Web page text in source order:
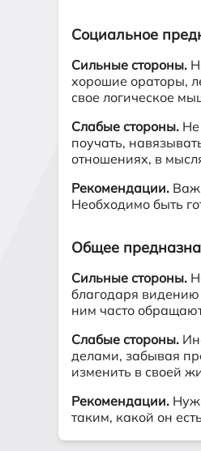
Социальное
Сильные стороны.
хорошие ораторы,
свое логическое
Слабые стороны. Не
поучать,
отношениях, в
Рекомендации.
Необходимо быть
Общее
Сильные стороны.
благодаря видению
ним часто
Слабые стороны.
делами, забывая
изменить в своей
Рекомендации.
таким, какой он